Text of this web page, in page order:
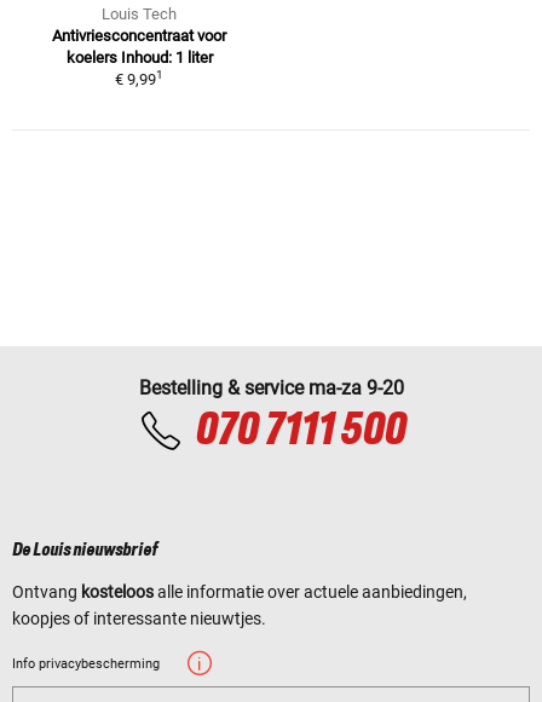
Louis Tech
Antivriesconcentraat voor
koelers Inhoud: 1 liter
€ 9,991
Bestelling & service ma-za 9-20
070 7111 500
De Louis nieuwsbrief
Ontvang kosteloosalle informatie over actuele aanbiedingen,
koopjes of interessante nieuwtjes.
Info privacybescherming